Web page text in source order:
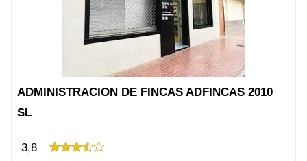
ADMINISTRACION DE FINCAS ADFINCAS 2010
SL
3,8